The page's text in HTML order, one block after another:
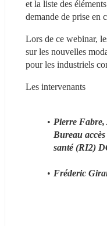
et la liste des
demande de prise en
Lors de ce webinar,
sur les nouvelles
pour les industriels
Les intervenants
Pierre Fabre,
Bureau
santé (RI2)
Fréderic